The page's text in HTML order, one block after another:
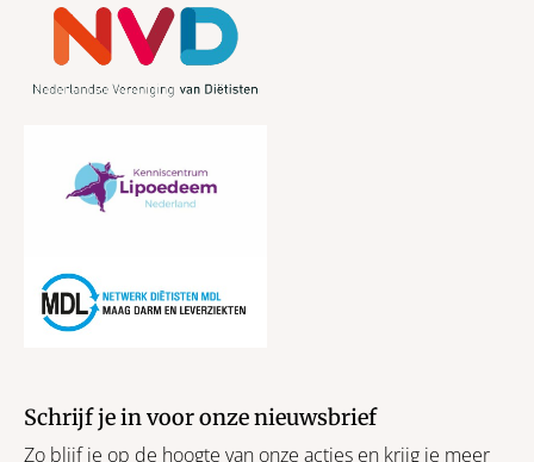
Schrijf je in voor onze nieuwsbrief
Zo blijf je op de hoogte van onze acties en krijg je meer